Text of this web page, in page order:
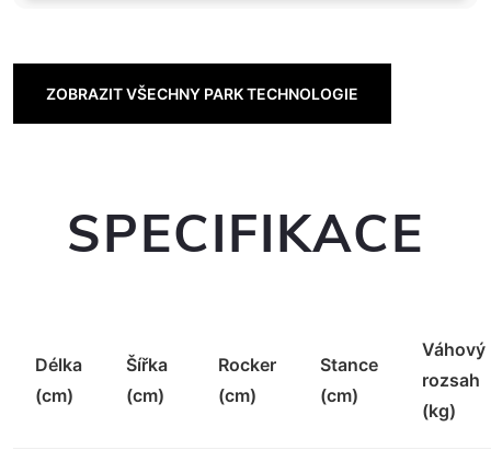
ZOBRAZIT VŠECHNY PARK TECHNOLOGIE
SPECIFIKACE
Délka
(cm)
Šířka
(cm)
Rocker
(cm)
Stance
(cm)
Váhový
rozsah
(kg)